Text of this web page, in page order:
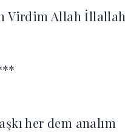
Virdim Allah İllallah
her dem analım